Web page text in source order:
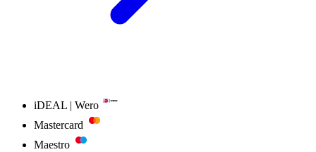
iDEAL | Wero
Mastercard
Maestro